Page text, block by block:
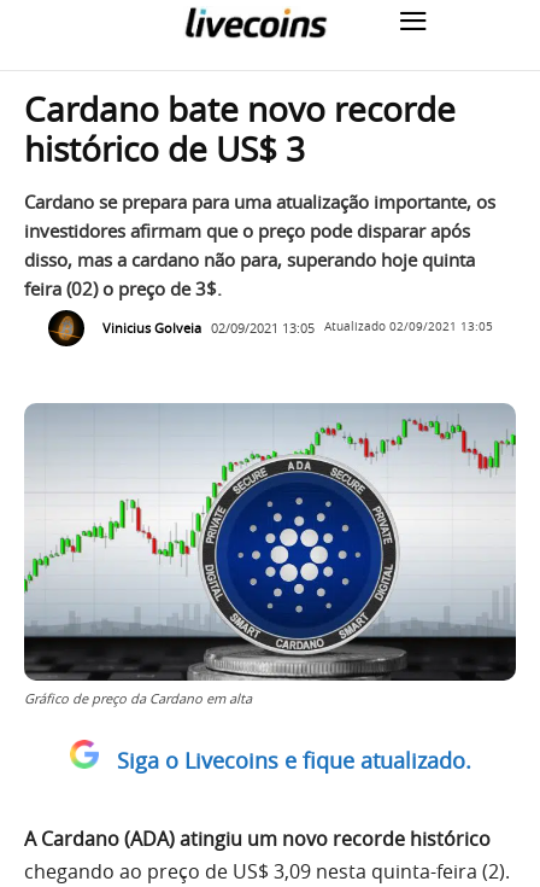
Cardano bate novo recorde
histórico de US$ 3
Cardano se prepara para uma atualização importante, os
investidores afirmam que o preço pode disparar após
disso, mas a cardano não para, superando hoje quinta
feira (02) o preço de 3$.
Vinicius Golveia 02/09/2021 13:05 Atualizado 02/09/2021 13:05
Gráfico de preço da Cardano em alta
Siga o Livecoins e fique atualizado.
A Cardano (ADA) atingiu um novo recorde histórico
chegando ao preço de US$ 3,09 nesta quinta-feira (2).